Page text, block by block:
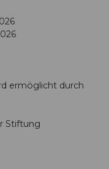
ermöglicht durch
Stiftung